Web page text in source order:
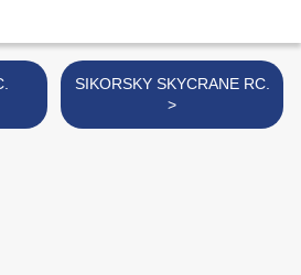
SIKORSKY SKYCRANE RC.
>